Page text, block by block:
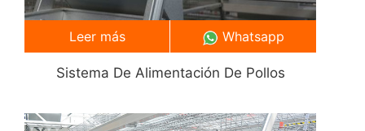
Sistema De Alimentación De Pollos
Leer más Whatsapp